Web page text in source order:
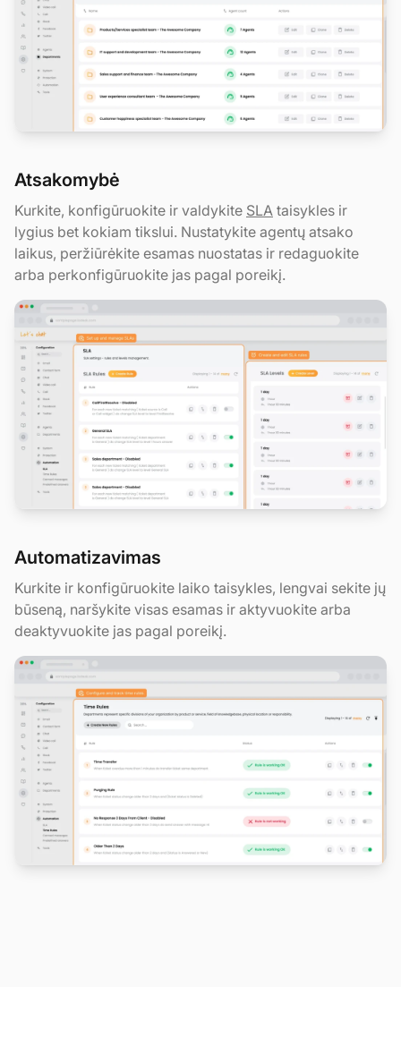
Atsakomybė
Kurkite, konfigūruokite ir valdykite SLA taisykles ir
lygius bet kokiam tikslui. Nustatykite agentų atsako
laikus, peržiūrėkite esamas nuostatas ir redaguokite
arba perkonfigūruokite jas pagal poreikį.
Automatizavimas
Kurkite ir konfigūruokite laiko taisykles, lengvai sekite jų
būseną, naršykite visas esamas ir aktyvuokite arba
deaktyvuokite jas pagal poreikį.